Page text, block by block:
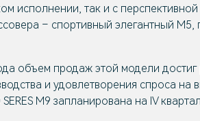
исполнении, так и с перспективной
– спортивный элегантный М5,
объем продаж этой модели
и удовлетворения спроса на
M9 запланирована на IV